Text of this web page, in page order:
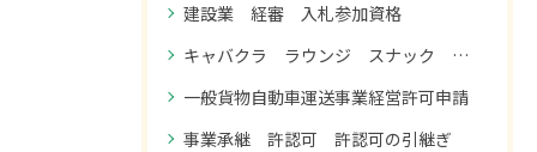
建設業 経審 入札参加資格
キャバクラ ラウンジ スナック コンカフェ 風俗営業１号許可
一般貨物自動車運送事業経営許可申請
事業承継 許認可 許認可の引継ぎ